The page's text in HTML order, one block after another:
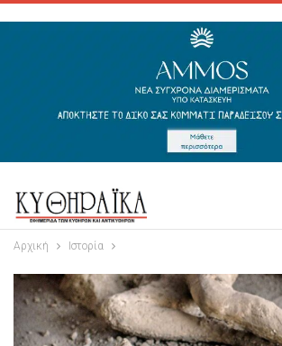
Αρχική Ιστορία